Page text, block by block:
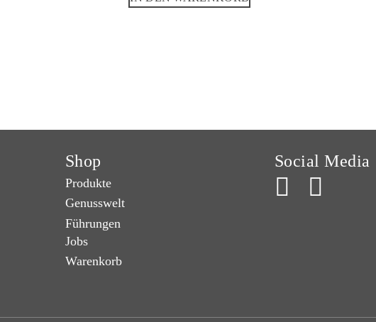
Shop
Produkte
Genusswelt
Führungen
Jobs
Warenkorb
Social Media